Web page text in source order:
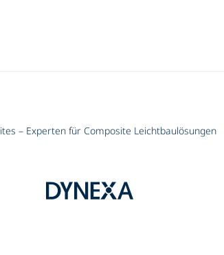
– Experten für Composite Leichtbaulösungen